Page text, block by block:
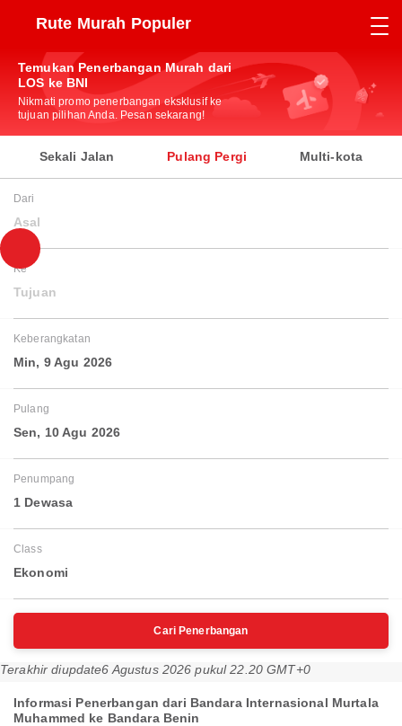
Rute Murah Populer
Temukan Penerbangan Murah dari
LOS ke BNI
Nikmati promo penerbangan eksklusif ke
tujuan pilihan Anda. Pesan sekarang!
Sekali Jalan Pulang Pergi Multi-kota
Dari
Asal
Ke
Tujuan
Keberangkatan
Min, 9 Agu 2026
Pulang
Sen, 10 Agu 2026
Penumpang
1 Dewasa
Class
Ekonomi
Cari Penerbangan
Terakhir diupdate6 Agustus 2026 pukul 22.20 GMT+0
Informasi Penerbangan dari Bandara Internasional Murtala
Muhammed ke Bandara Benin